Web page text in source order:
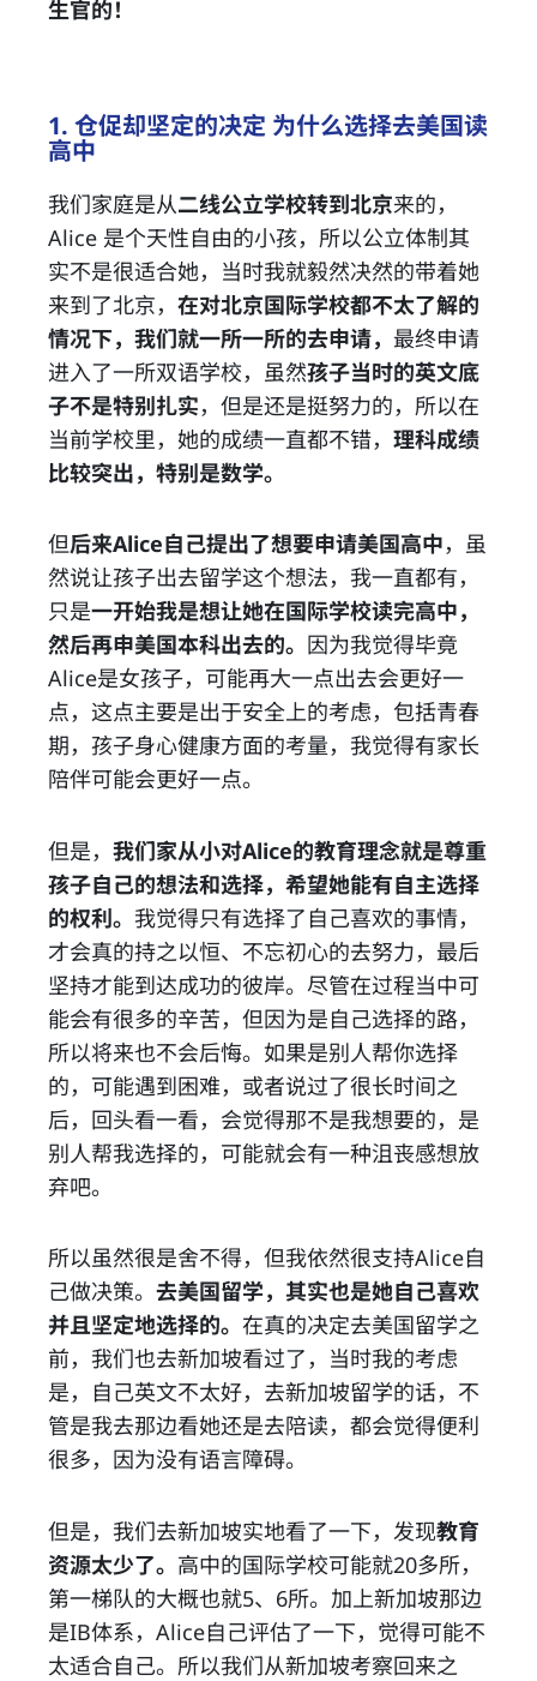
生官的！
1. 仓促却坚定的决定 为什么选择去美国读
高中
我们家庭是从二线公立学校转到北京来的，
Alice 是个天性自由的小孩，所以公立体制其
实不是很适合她，当时我就毅然决然的带着她
来到了北京， 在对北京国际学校都不太了解的
情况下，我们就一所一所的去申请， 最终申请
进入了一所双语学校，虽然孩子当时的英文底
子不是特别扎实，但是还是挺努力的，所以在
当前学校里，她的成绩一直都不错， 理科成绩
比较突出，特别是数学。
但后来Alice自己提出了想要申请美国高中，虽
然说让孩子出去留学这个想法，我一直都有，
只是一开始我是想让她在国际学校读完高中，
然后再申美国本科出去的。 因为我觉得毕竟
Alice是女孩子，可能再大一点出去会更好一
点，这点主要是出于安全上的考虑，包括青春
期，孩子身心健康方面的考量，我觉得有家长
陪伴可能会更好一点。
但是， 我们家从小对Alice的教育理念就是尊重
孩子自己的想法和选择，希望她能有自主选择
的权利。 我觉得只有选择了自己喜欢的事情，
才会真的持之以恒、不忘初心的去努力，最后
坚持才能到达成功的彼岸。尽管在过程当中可
能会有很多的辛苦，但因为是自己选择的路，
所以将来也不会后悔。如果是别人帮你选择
的，可能遇到困难，或者说过了很长时间之
后，回头看一看，会觉得那不是我想要的，是
别人帮我选择的，可能就会有一种沮丧感想放
弃吧。
所以虽然很是舍不得，但我依然很支持Alice自
己做决策。 去美国留学，其实也是她自己喜欢
并且坚定地选择的。 在真的决定去美国留学之
前，我们也去新加坡看过了，当时我的考虑
是，自己英文不太好，去新加坡留学的话，不
管是我去那边看她还是去陪读，都会觉得便利
很多，因为没有语言障碍。
但是，我们去新加坡实地看了一下，发现教育
资源太少了。 高中的国际学校可能就20多所，
第一梯队的大概也就5、6所。加上新加坡那边
是IB体系，Alice自己评估了一下，觉得可能不
太适合自己。所以我们从新加坡考察回来之